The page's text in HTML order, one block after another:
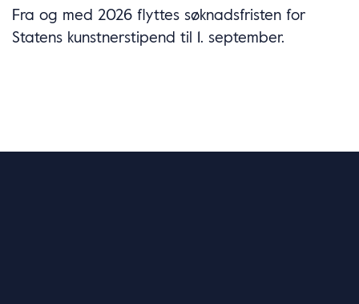
Fra og med 2026 flyttes søknadsfristen for
Statens kunstnerstipend til 1. september.